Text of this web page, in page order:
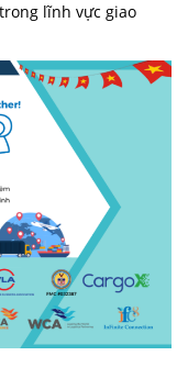
lĩnh vực giao